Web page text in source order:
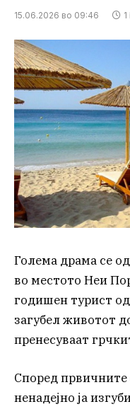
15.06.2026 во 09:46
Голема драма се
во местото Неи
годишен турист
загубел животот
пренесуваат
Според
ненадејно ја